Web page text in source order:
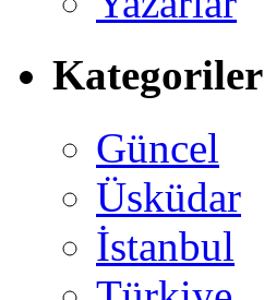
Kategoriler
Güncel
Üsküdar
İstanbul